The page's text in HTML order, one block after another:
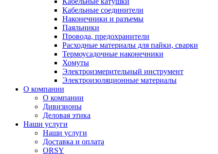
Кабельные соединители
Наконечники и разъемы
Паяльники
Провода, предохранители
Расходные материалы для пайки, сварки
Термоусадочные наконечники
Хомуты
Электроизмерительный инструмент
Электроизоляционные материалы
О компании
О компании
Дивизионы
Деловая этика
Наши услуги
Наши услуги
Доставка и оплата
ORSY